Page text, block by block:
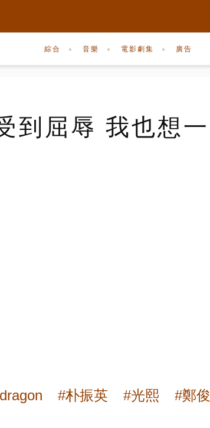
綜合 音樂 電影劇集 廣告
到屈辱 我也想一
#朴振英 #光熙
#鄭俊